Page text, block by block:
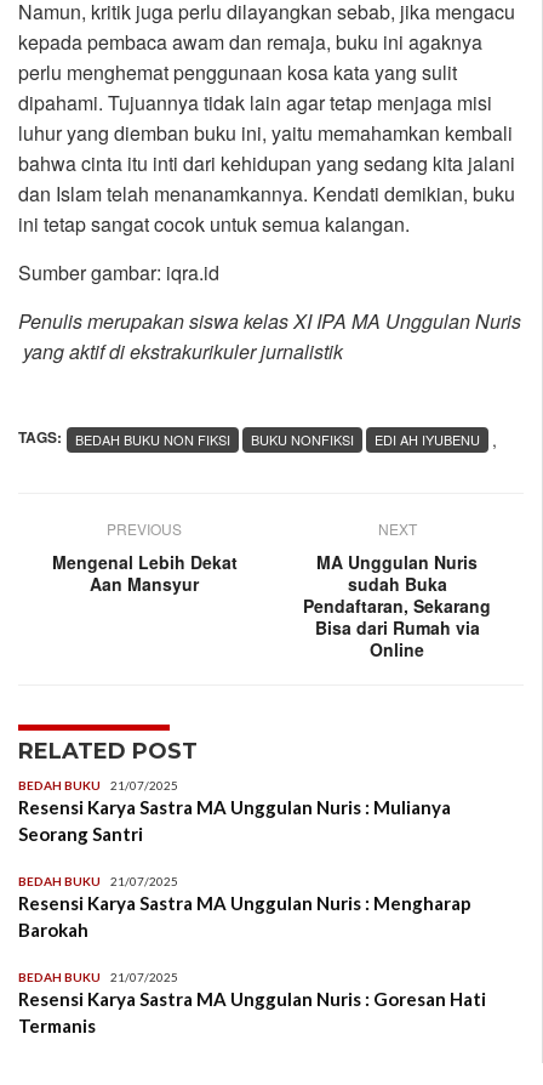
Namun, kritik juga perlu dilayangkan sebab, jika mengacu
kepada pembaca awam dan remaja, buku ini agaknya
perlu menghemat penggunaan kosa kata yang sulit
dipahami. Tujuannya tidak lain agar tetap menjaga misi
luhur yang diemban buku ini, yaitu memahamkan kembali
bahwa cinta itu inti dari kehidupan yang sedang kita jalani
dan Islam telah menanamkannya. Kendati demikian, buku
ini tetap sangat cocok untuk semua kalangan.
Sumber gambar: iqra.id
Penulis merupakan siswa kelas XI IPA MA Unggulan Nuris
yang aktif di ekstrakurikuler jurnalistik
TAGS: ,
BEDAH BUKU NON FIKSI BUKU NONFIKSI EDI AH IYUBENU
PREVIOUS
Mengenal Lebih Dekat
Aan Mansyur
NEXT
MA Unggulan Nuris
sudah Buka
Pendaftaran, Sekarang
Bisa dari Rumah via
Online
RELATED POST
BEDAH BUKU 21/07/2025
Resensi Karya Sastra MA Unggulan Nuris : Mulianya
Seorang Santri
BEDAH BUKU 21/07/2025
Resensi Karya Sastra MA Unggulan Nuris : Mengharap
Barokah
BEDAH BUKU 21/07/2025
Resensi Karya Sastra MA Unggulan Nuris : Goresan Hati
Termanis